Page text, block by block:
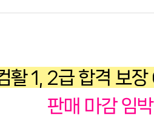
활 1, 2급 합격 보
판매 마감 임